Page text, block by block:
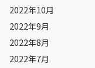
2022年10月
2022年9月
2022年8月
2022年7月